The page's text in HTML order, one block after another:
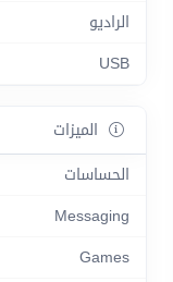
الراديو
USB
الميزات
الحساسات
Messaging
Games